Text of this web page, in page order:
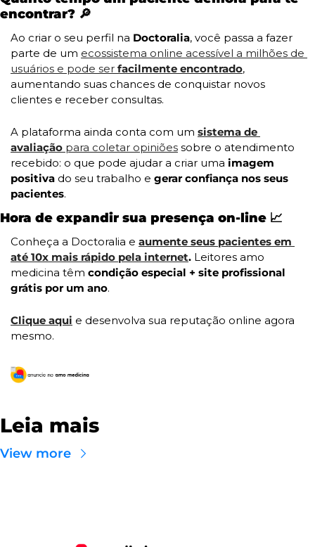
encontrar? 🔎
Ao criar o seu perfil na Doctoralia, você passa a fazer
parte de um ecossistema online acessível a milhões de
usuários e pode ser facilmente encontrado,
aumentando suas chances de conquistar novos
clientes e receber consultas.
A plataforma ainda conta com um sistema de
avaliação para coletar opiniões sobre o atendimento
recebido: o que pode ajudar a criar uma imagem
positiva do seu trabalho e gerar confiança nos seus
pacientes.
Hora de expandir sua presença on-line 📈
Conheça a Doctoralia e aumente seus pacientes em
até 10x mais rápido pela internet. Leitores amo
medicina têm condição especial + site profissional
grátis por um ano.
Clique aqui e desenvolva sua reputação online agora
mesmo.
Leia mais
View more